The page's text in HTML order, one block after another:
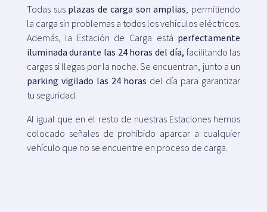
Todas sus plazas de carga son amplias , permitiendo
la carga sin problemas a todos los vehículos eléctricos.
Además, la Estación de Carga está perfectamente
iluminada durante las 24 horas del día, facilitando las
cargas si llegas por la noche. Se encuentran, junto a un
parking vigilado las 24 horas del día para garantizar
tu seguridad.
Al igual que en el resto de nuestras Estaciones hemos
colocado señales de prohibido aparcar a cualquier
vehículo que no se encuentre en proceso de carga.